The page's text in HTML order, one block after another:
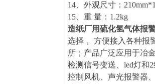
14、外观尺寸：
15、重 量：1.2kg
造纸厂用硫化氢气体报
选择， 方便接入各种报
所；产品广泛应用于冶
检测信号变送、led灯和
控制风机、声光报警器